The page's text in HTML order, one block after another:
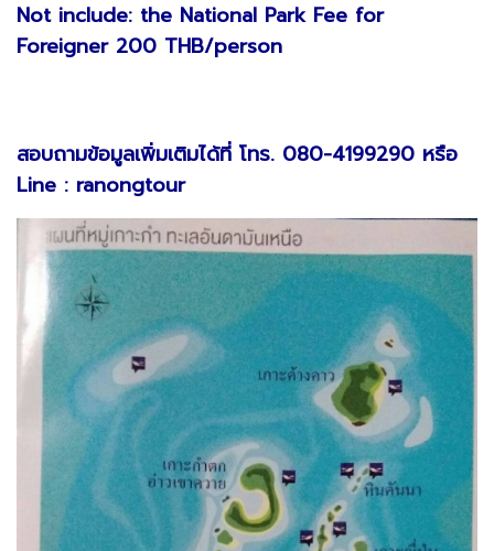
Not include: the National Park Fee for
Foreigner 200 THB/person
สอบถามข้อมูลเพิ่มเติมได้ที่ โทร. 080-4199290 หรือ
Line : ranongtour